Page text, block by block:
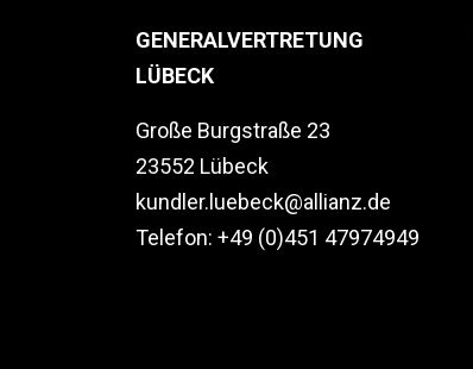
GENERALVERTRETUNG
LÜBECK
Große Burgstraße 23
23552 Lübeck
kundler.luebeck@allianz.de
Telefon: +49 (0)451 47974949